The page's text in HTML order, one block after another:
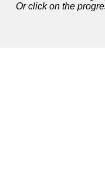
Or click on the